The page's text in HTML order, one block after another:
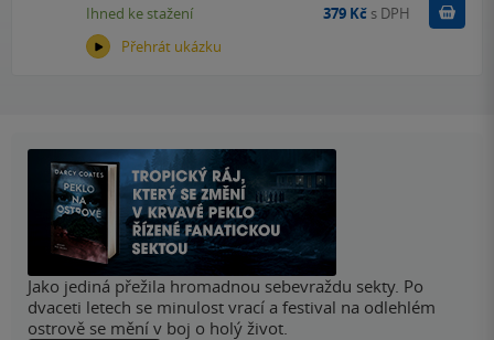
Přehrát ukázku
Ihned ke stažení 379 Kč s DPH Koupit
Jako jediná přežila hromadnou sebevraždu sekty. Po
dvaceti letech se minulost vrací a festival na odlehlém
ostrově se mění v boj o holý život.